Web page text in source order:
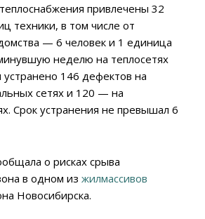
привлечены 32
техники, в том числе от
— 6 человек и 1 единица
неделю на теплосетях
146 дефектов на
сетях и 120 — на
Срок устранения не превышал 6
о рисках срыва
в одном из жилмассивов
Новосибирска.